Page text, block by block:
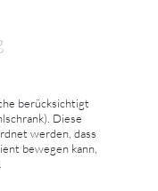
berücksichtigt
Diese
werden, dass
bewegen kann,